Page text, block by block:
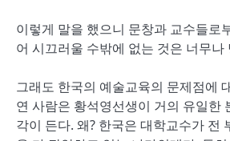
이렇게 말을 했으니 문창과 교수들로
어 시끄러울 수밖에 없는 것은 너무나
그래도 한국의 예술교육의 문제점에
연 사람은 황석영선생이 거의 유일한
각이 든다. 왜? 한국은 대학교수가 전